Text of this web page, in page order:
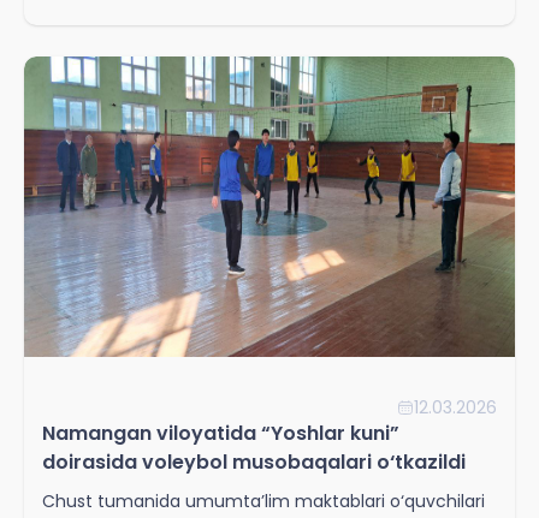
tashkil etildi.
12.03.2026
Namangan viloyatida “Yoshlar kuni”
doirasida voleybol musobaqalari o‘tkazildi
Chust tumanida umumta’lim maktablari o‘quvchilari